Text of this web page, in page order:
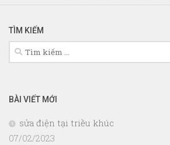
TÌM KIẾM
Tìm
kiếm
BÀI VIẾT MỚI
sửa điện tại triều khúc
07/02/2023